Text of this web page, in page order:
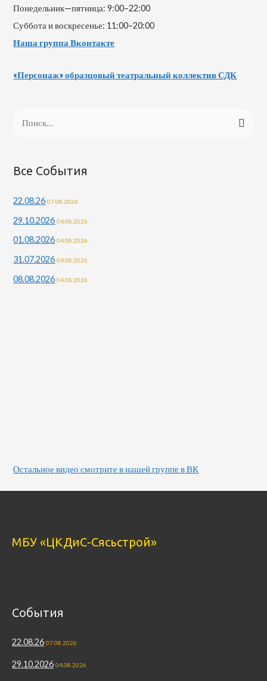
Понедельник—пятница: 9:00–22:00
Суббота и воскресенье: 11:00–20:00
Наша группа Вконтакте
«Персонаж» образцовый театральный коллектив СДК
т
:
Все События
22.08.26 07.08.2026
29.10.2026 04.08.2026
01.08.2026 04.08.2026
31.07.2026 04.08.2026
08.08.2026 04.08.2026
Остальное видео смотрите в нашей группе в ВК
МБУ «ЦКДиС-Сясьстрой»
События
22.08.26 07.08.2026
29.10.2026 04.08.2026